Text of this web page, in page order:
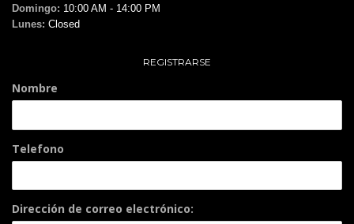
Domingo: 10:00 AM - 14:00 PM
Lunes: Closed
REGISTRARSE
Nombre
Telefono
Dirección de correo electrónico: